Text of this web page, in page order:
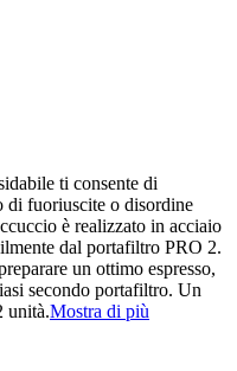
ti consente di
di fuoriuscite o disordine
è realizzato in acciaio
dal portafiltro PRO 2.
un ottimo espresso,
secondo portafiltro. Un
unità.Mostra di più